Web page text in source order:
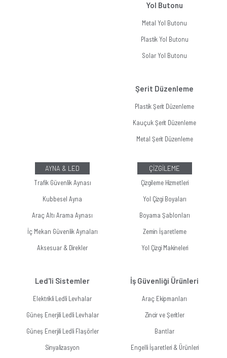
Yol Butonu
Metal Yol Butonu
Plastik Yol Butonu
Solar Yol Butonu
Şerit Düzenleme
Plastik Şerit Düzenleme
Kauçuk Şerit Düzenleme
Metal Şerit Düzenleme
AYNA & LED
Trafik Güvenlik Aynası
Kubbesel Ayna
Araç Altı Arama Aynası
İç Mekan Güvenlik Aynaları
Aksesuar & Direkler
Led'li Sistemler
Elektrikli Ledli Levhalar
Güneş Enerjili Ledli Levhalar
Güneş Enerjili Ledli Flaşörler
Sinyalizasyon
ÇİZGİLEME
Çizgileme Hizmetleri
Yol Çizgi Boyaları
Boyama Şablonları
Zemin İşaretleme
Yol Çizgi Makineleri
İş Güvenliği Ürünleri
Araç Ekipmanları
Zincir ve Şeritler
Bantlar
Engelli İşaretleri & Ürünleri